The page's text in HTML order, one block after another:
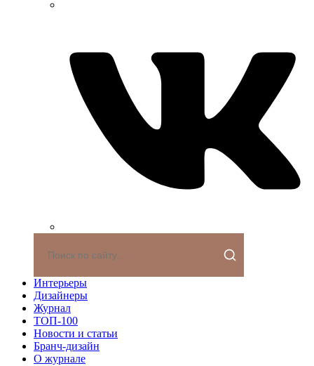
Интерьеры
Дизайнеры
Журнал
ТОП-100
Новости и статьи
Бранч-дизайн
О журнале